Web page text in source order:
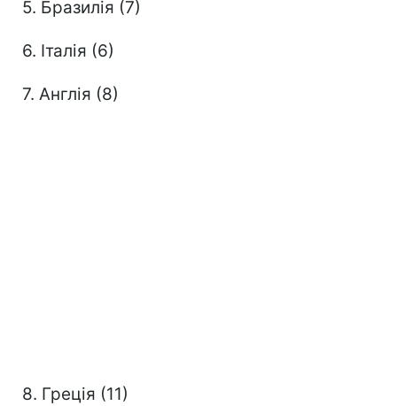
5. Бразилія (7)
6. Італія (6)
7. Англія (8)
8. Греція (11)